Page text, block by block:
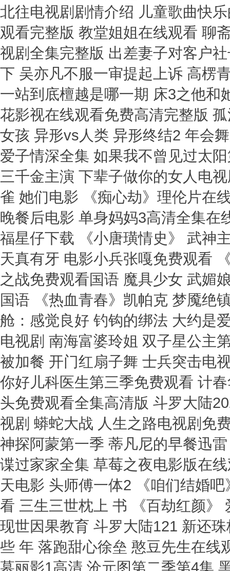
北往电视剧剧情介绍 儿童歌曲快
观看完整版 教堂姐姐在线观看 聊
视剧全集完整版 出差妻子对客户
下 吴亦凡不服一审提起上诉 高楞
一站到底檀越是哪一期 床3之他和
花影视在线观看免费高清完整版
女孩 异形vs人类 异形终结2 年会
爱子情深全集 如果我不曾见过太
三千金主演 下辈子做你的女人电
雀 她们电影 《痴心劫》理伦片在
晚餐后电影 单身妈妈3高清全集在
福星仔下载 《小唐璜情史》 武神
天真有牙 电影小兵张嘎免费观看
之战免费观看国语 魔具少女 武媚
国语 《热血青春》凯帕克 梦魇绝
舱：感觉良好 钓钩的绑法 大约是
电视剧 南海富婆玲姐 双子星公主
被加餐 开门红扇子舞 士兵突击电
你好儿科医生第三季免费观看 计
头免费观看全集高清版 斗罗大陆
视剧 蟒蛇大战 人生之路电视剧免
神探阿蒙第一季 蒂凡尼的早餐迅
谍过家家全集 草莓之夜电影版在
天电影 头师傅一体2 《咱们结婚
看 三生三世枕上 书 《百劫红颜》
现世因果教育 斗罗大陆121 新还
些 年 落跑甜心徐垒 憨豆先生在线
墓丽影1高清 沧元图第二季第4集